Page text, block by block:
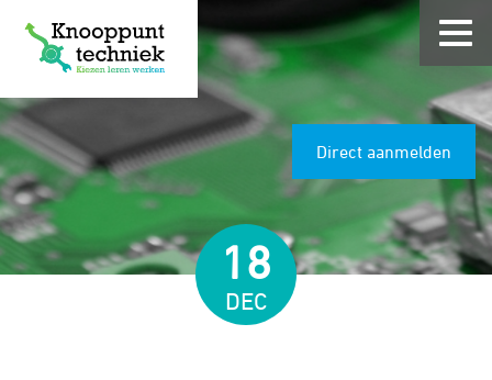
Direct aanmelden
18
DEC